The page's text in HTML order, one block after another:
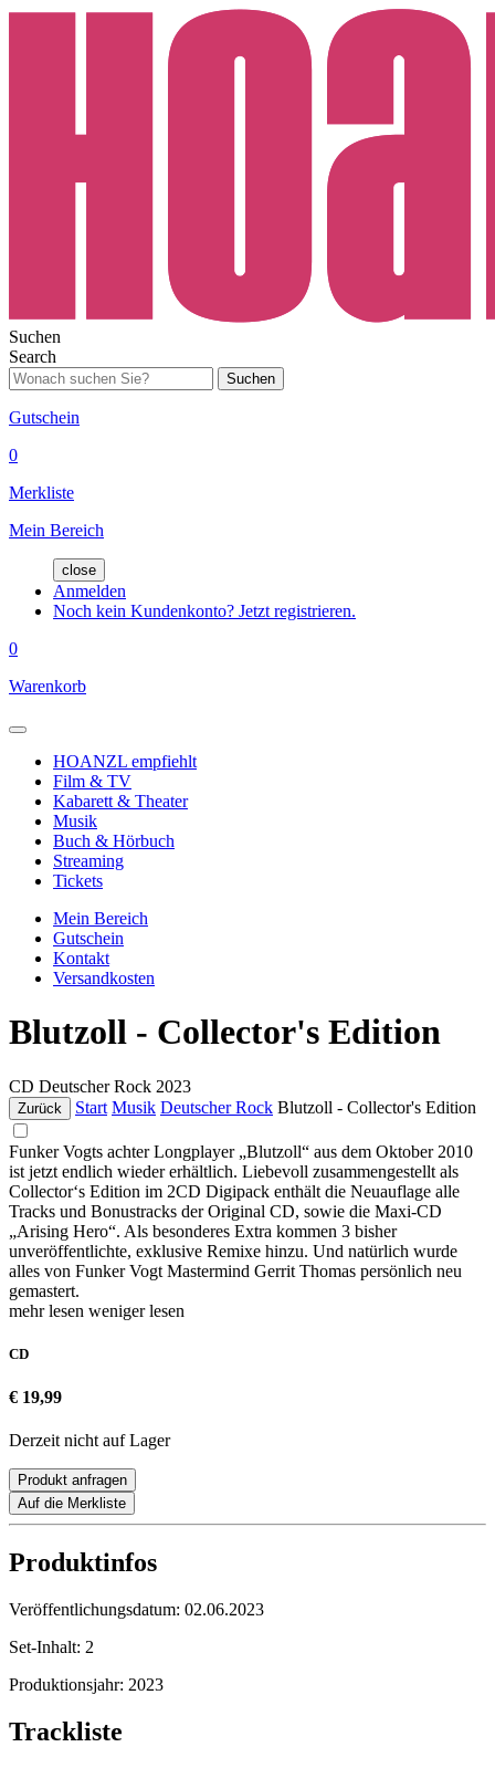
Suchen
Search
Suchen
Gutschein
0
Merkliste
Mein Bereich
close
Anmelden
Noch kein Kundenkonto? Jetzt registrieren.
0
Warenkorb
HOANZL empfiehlt
Film & TV
Kabarett & Theater
Musik
Buch & Hörbuch
Streaming
Tickets
Mein Bereich
Gutschein
Kontakt
Versandkosten
Blutzoll - Collector's Edition
CD Deutscher Rock 2023
Zurück Start Musik Deutscher Rock Blutzoll - Collector's Edition
Funker Vogts achter Longplayer „Blutzoll“ aus dem Oktober 2010
ist jetzt endlich wieder erhältlich. Liebevoll zusammengestellt als
Collector‘s Edition im 2CD Digipack enthält die Neuauflage alle
Tracks und Bonustracks der Original CD, sowie die Maxi-CD
„Arising Hero“. Als besonderes Extra kommen 3 bisher
unveröffentlichte, exklusive Remixe hinzu. Und natürlich wurde
alles von Funker Vogt Mastermind Gerrit Thomas persönlich neu
gemastert.
mehr lesen weniger lesen
CD
€ 19,99
Derzeit nicht auf Lager
Produkt anfragen
Auf die Merkliste
Produktinfos
Veröffentlichungsdatum: 02.06.2023
Set-Inhalt: 2
Produktionsjahr: 2023
Trackliste